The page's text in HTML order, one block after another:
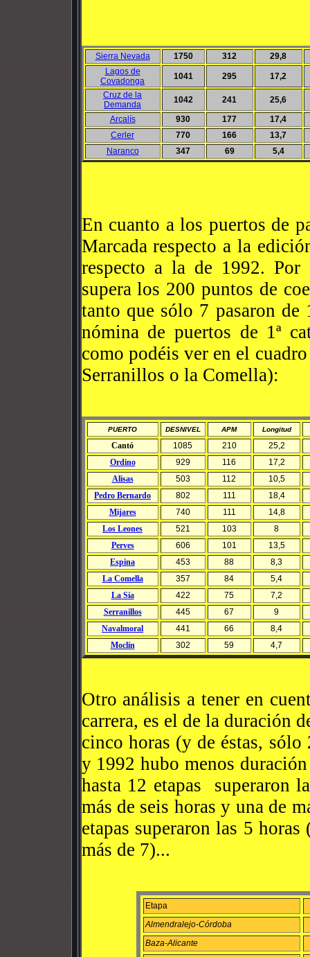
Sierra Nevada 1750 312
29,8
Lagos de
Covadonga
1041 295
17,2
Cruz de la
Demanda
1042 241
25,6
Arcalís
930 177
17,4
Cerler
770 166
13,7
Naranco
347 69 5,4
En cuanto a los puertos de
Marcada respecto a la
respecto a la de 1992.
supera los 200 puntos de
tanto que sólo 7 pasaron
nómina de puertos de 1ª
como podéis ver en el
Serranillos o la Comella):
PUERTO DESNIVEL APM Longitud
Cantó 1085 210
25,2
Ordino
929 116
17,2
Alisas
503 112
10,5
Pedro Bernardo
802 111
18,4
Mijares
740 111
14,8
Los Leones
521 103
8
Perves
606 101
13,5
Espina
453 88
8,3
La Comella
357 84
5,4
La Sía
422 75
7,2
Serranillos
445 67
9
Navalmoral
441 66
8,4
Moclín
302 59 4,7
Otro análisis a tener en
carrera, es el de la duración
cinco horas (y de éstas,
y 1992 hubo menos
hasta 12 etapas superaron
más de seis horas y una de
etapas superaron las 5
más de 7)...
Etapa
Almendralejo-Córdoba
Baza-Alicante